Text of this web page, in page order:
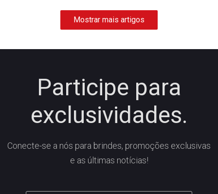
Mostrar mais artigos
Participe para
exclusividades.
Conecte-se a nós para brindes, promoções exclusivas
e as últimas notícias!